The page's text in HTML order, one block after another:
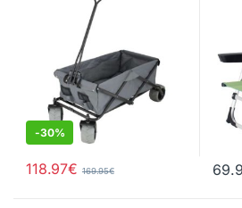
-30%
118.97€ 169.95€ Ta